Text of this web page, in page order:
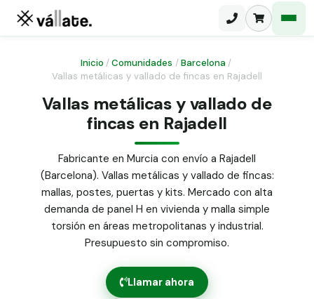
Malla ganadera
Malla simple torsión
Malla triple torsión
Panel malla H.
Puerta abatible dos hojas
Puerta acceso peatonal
Poste malla Hércules
Poste malla simple torsión
Alambre de espino galvanizado
Abrazadera PVC malla H.
Inicio /Comunidades / Barcelona /
Vallas metálicas y vallado de fincas en Rajadell
Vallas metálicas y vallado de
fincas en Rajadell
Fabricante en Murcia con envío a Rajadell
(Barcelona). Vallas metálicas y vallado de fincas:
mallas, postes, puertas y kits. Mercado con alta
demanda de panel H en vivienda y malla simple
torsión en áreas metropolitanas y industrial.
Presupuesto sin compromiso.
Llamar ahora